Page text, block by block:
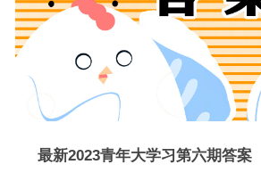
最新2023青年大学习第六期答案